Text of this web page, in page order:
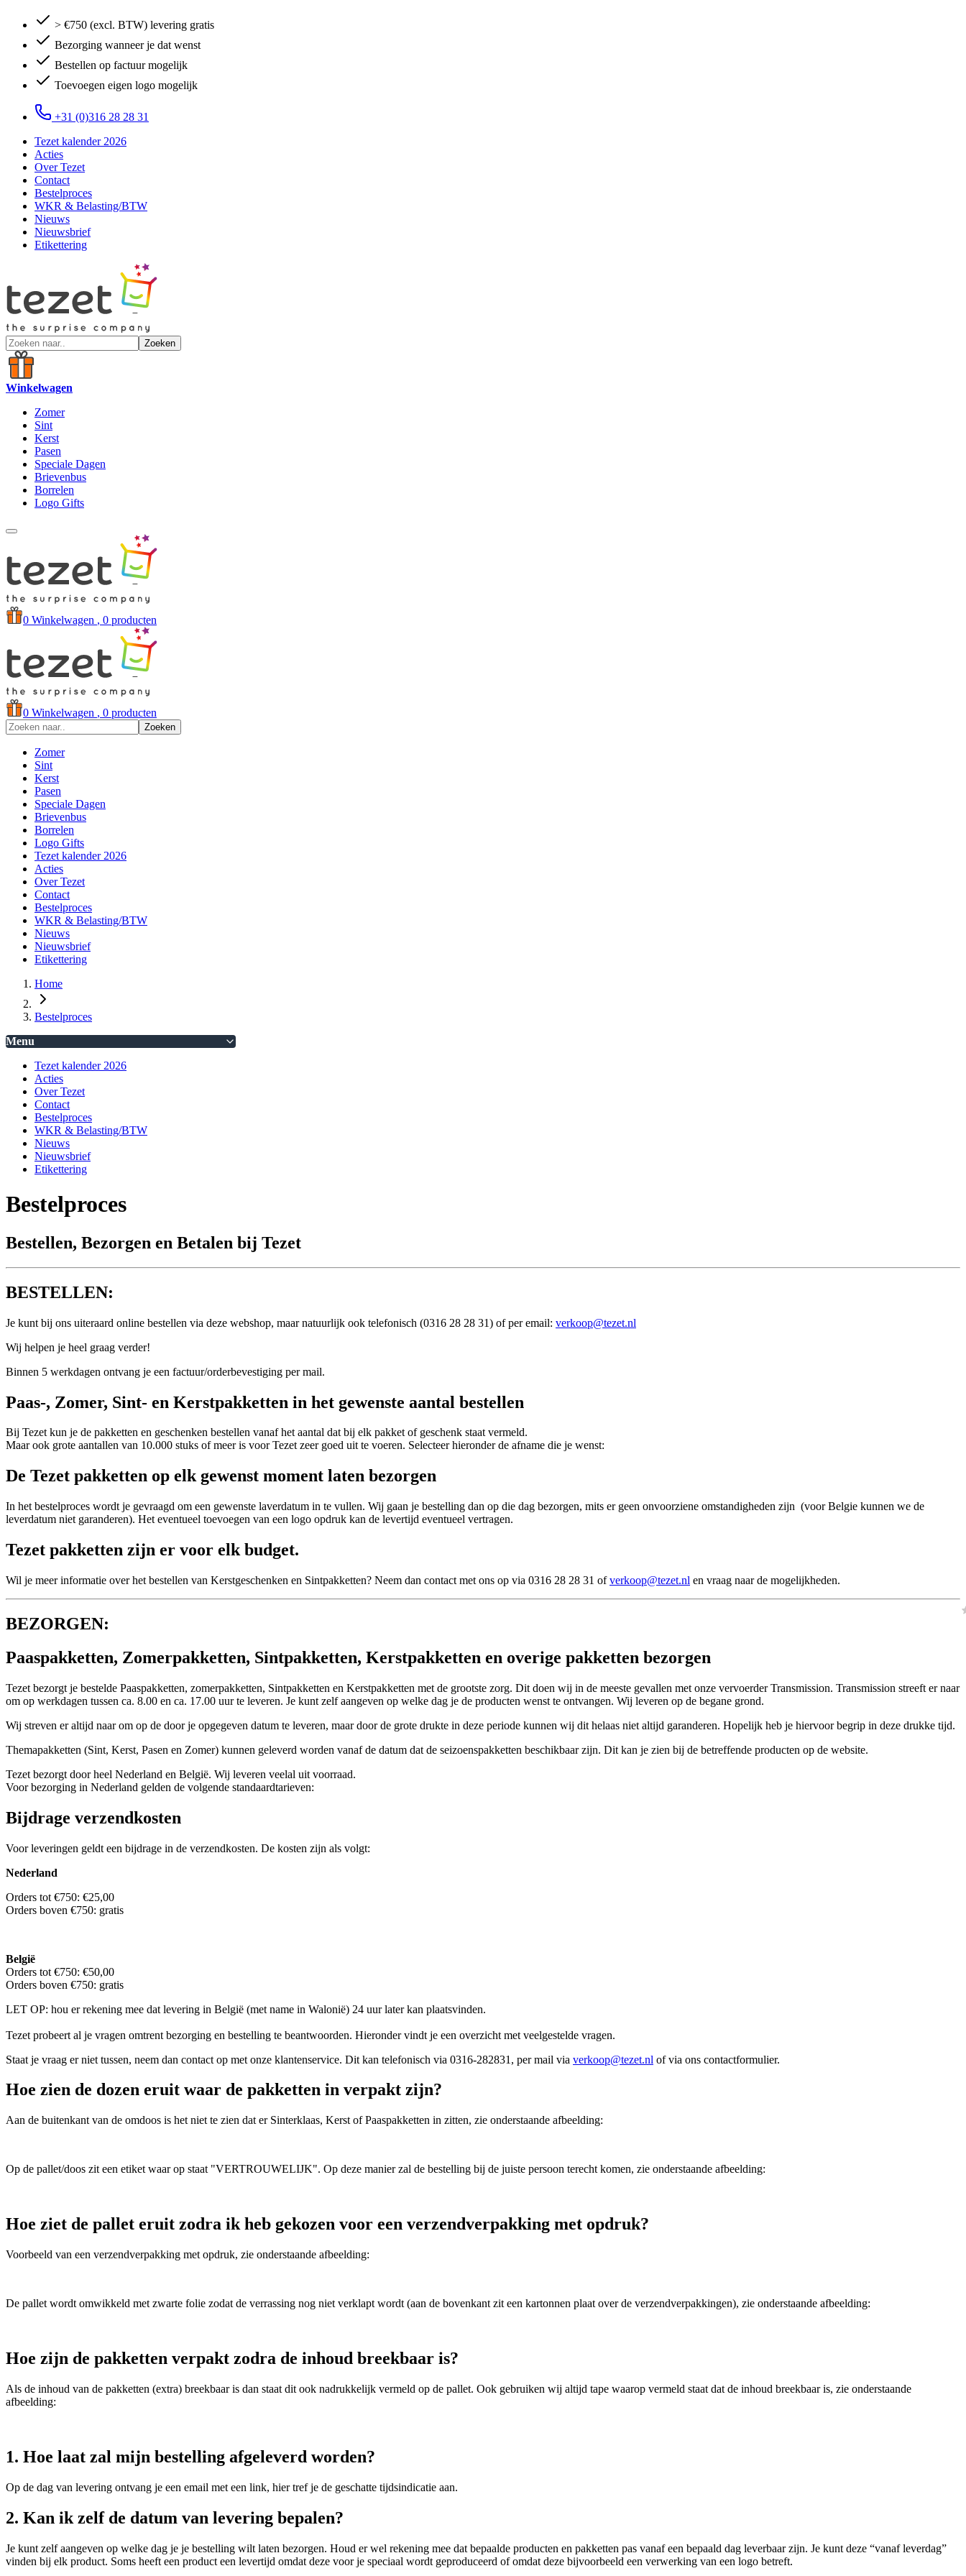
> €750 (excl. BTW) levering gratis
Bezorging wanneer je dat wenst
Bestellen op factuur mogelijk
Toevoegen eigen logo mogelijk
+31 (0)316 28 28 31
Tezet kalender 2026
Acties
Over Tezet
Contact
Bestelproces
WKR & Belasting/BTW
Nieuws
Nieuwsbrief
Etikettering
Zoeken
Winkelwagen
Zomer
Sint
Kerst
Pasen
Speciale Dagen
Brievenbus
Borrelen
Logo Gifts
0 Winkelwagen , 0 producten
0 Winkelwagen , 0 producten
Zoeken
Zomer
Sint
Kerst
Pasen
Speciale Dagen
Brievenbus
Borrelen
Logo Gifts
Tezet kalender 2026
Acties
Over Tezet
Contact
Bestelproces
WKR & Belasting/BTW
Nieuws
Nieuwsbrief
Etikettering
Home
Bestelproces
Menu
Tezet kalender 2026
Acties
Over Tezet
Contact
Bestelproces
WKR & Belasting/BTW
Nieuws
Nieuwsbrief
Etikettering
Bestelproces
Bestellen, Bezorgen en Betalen bij Tezet
BESTELLEN:
Je kunt bij ons uiteraard online bestellen via deze webshop, maar natuurlijk ook telefonisch (0316 28 28 31) of per email: verkoop@tezet.nl
Wij helpen je heel graag verder!
Binnen 5 werkdagen ontvang je een factuur/orderbevestiging per mail.
Paas-, Zomer, Sint- en Kerstpakketten in het gewenste aantal bestellen
Bij Tezet kun je de pakketten en geschenken bestellen vanaf het aantal dat bij elk pakket of geschenk staat vermeld.
Maar ook grote aantallen van 10.000 stuks of meer is voor Tezet zeer goed uit te voeren. Selecteer hieronder de afname die je wenst:
De Tezet pakketten op elk gewenst moment laten bezorgen
In het bestelproces wordt je gevraagd om een gewenste laverdatum in te vullen. Wij gaan je bestelling dan op die dag bezorgen, mits er geen onvoorziene omstandigheden zijn (voor Belgie kunnen we de
leverdatum niet garanderen). Het eventueel toevoegen van een logo opdruk kan de levertijd eventueel vertragen.
Tezet pakketten zijn er voor elk budget.
Wil je meer informatie over het bestellen van Kerstgeschenken en Sintpakketten? Neem dan contact met ons op via 0316 28 28 31 ofverkoop@tezet.nl en vraag naar de mogelijkheden.
BEZORGEN:
Paaspakketten, Zomerpakketten, Sintpakketten, Kerstpakketten en overige pakketten bezorgen
Tezet bezorgt je bestelde Paaspakketten, zomerpakketten, Sintpakketten en Kerstpakketten met de grootste zorg. Dit doen wij in de meeste gevallen met onze vervoerder Transmission. Transmission streeft er naar
om op werkdagen tussen ca. 8.00 en ca. 17.00 uur te leveren. Je kunt zelf aangeven op welke dag je de producten wenst te ontvangen. Wij leveren op de begane grond.
Wij streven er altijd naar om op de door je opgegeven datum te leveren, maar door de grote drukte in deze periode kunnen wij dit helaas niet altijd garanderen. Hopelijk heb je hiervoor begrip in deze drukke tijd.
Themapakketten (Sint, Kerst, Pasen en Zomer) kunnen geleverd worden vanaf de datum dat de seizoenspakketten beschikbaar zijn. Dit kan je zien bij de betreffende producten op de website.
Tezet bezorgt door heel Nederland en België. Wij leveren veelal uit voorraad.
Voor bezorging in Nederland gelden de volgende standaardtarieven:
Bijdrage verzendkosten
Voor leveringen geldt een bijdrage in de verzendkosten. De kosten zijn als volgt:
Nederland
Orders tot €750: €25,00
Orders boven €750: gratis
België
Orders tot €750: €50,00
Orders boven €750: gratis
LET OP: hou er rekening mee dat levering in België (met name in Walonië) 24 uur later kan plaatsvinden.
Tezet probeert al je vragen omtrent bezorging en bestelling te beantwoorden. Hieronder vindt je een overzicht met veelgestelde vragen.
Staat je vraag er niet tussen, neem dan contact op met onze klantenservice. Dit kan telefonisch via 0316-282831, per mail via verkoop@tezet.nl of via ons contactformulier.
Hoe zien de dozen eruit waar de pakketten in verpakt zijn?
Aan de buitenkant van de omdoos is het niet te zien dat er Sinterklaas, Kerst of Paaspakketten in zitten, zie onderstaande afbeelding:
Op de pallet/doos zit een etiket waar op staat "VERTROUWELIJK". Op deze manier zal de bestelling bij de juiste persoon terecht komen, zie onderstaande afbeelding:
Hoe ziet de pallet eruit zodra ik heb gekozen voor een verzendverpakking met opdruk?
Voorbeeld van een verzendverpakking met opdruk, zie onderstaande afbeelding:
De pallet wordt omwikkeld met zwarte folie zodat de verrassing nog niet verklapt wordt (aan de bovenkant zit een kartonnen plaat over de verzendverpakkingen), zie onderstaande afbeelding:
Hoe zijn de pakketten verpakt zodra de inhoud breekbaar is?
Als de inhoud van de pakketten (extra) breekbaar is dan staat dit ook nadrukkelijk vermeld op de pallet. Ook gebruiken wij altijd tape waarop vermeld staat dat de inhoud breekbaar is, zie onderstaande
afbeelding:
1. Hoe laat zal mijn bestelling afgeleverd worden?
Op de dag van levering ontvang je een email met een link, hier tref je de geschatte tijdsindicatie aan.
2. Kan ik zelf de datum van levering bepalen?
Je kunt zelf aangeven op welke dag je je bestelling wilt laten bezorgen. Houd er wel rekening mee dat bepaalde producten en pakketten pas vanaf een bepaald dag leverbaar zijn. Je kunt deze “vanaf leverdag”
vinden bij elk product. Soms heeft een product een levertijd omdat deze voor je speciaal wordt geproduceerd of omdat deze bijvoorbeeld een verwerking van een logo betreft.